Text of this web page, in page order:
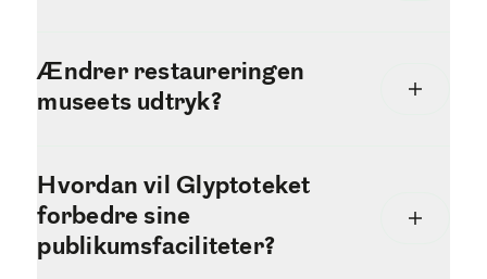
Ændrer restaureringen
museets udtryk?
Hvordan vil Glyptoteket
forbedre sine
publikumsfaciliteter?